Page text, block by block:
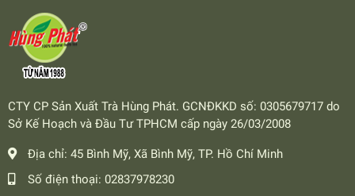
CTY CP Sản Xuất Trà Hùng Phát. GCNĐKKD số: 0305679717 do
Sở Kế Hoạch và Đầu Tư TPHCM cấp ngày 26/03/2008
Địa chỉ: 45 Bình Mỹ, Xã Bình Mỹ, TP. Hồ Chí Minh
Số điện thoại: 02837978230